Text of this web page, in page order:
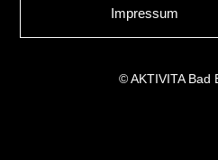
Impressum
© AKTIVITA Bad